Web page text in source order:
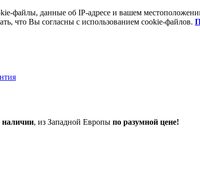
файлы, данные об IP-адресе и вашем
что Вы согласны с использованием cookie-файлов.
наличии, из Западной Европы по разумной цене!